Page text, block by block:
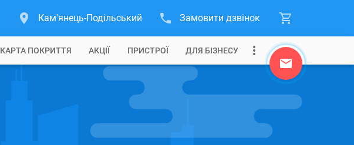
Кам'янець-Подільський Замовити дзвінок
КАРТА ПОКРИТТЯ АКЦІЇ ПРИСТРОЇ ДЛЯ БІЗНЕСУ